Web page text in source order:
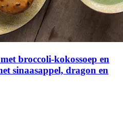
broccoli-kokossoep en
sinaasappel, dragon en